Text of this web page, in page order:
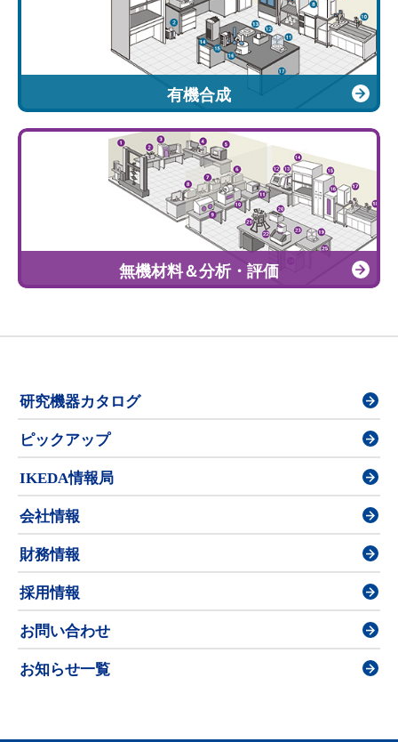
有機合成
無機材料＆分析・評価
研究機器カタログ
ピックアップ
IKEDA情報局
会社情報
財務情報
採用情報
お問い合わせ
お知らせ一覧